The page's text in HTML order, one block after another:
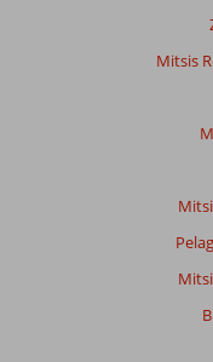
Mitsis